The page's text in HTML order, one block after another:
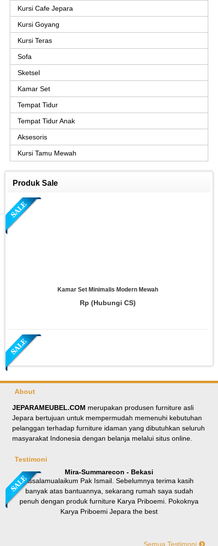
Kursi Cafe Jepara
Kursi Goyang
Kursi Teras
Sofa
Sketsel
Kamar Set
Tempat Tidur
Tempat Tidur Anak
Aksesoris
Kursi Tamu Mewah
Produk Sale
Kamar Set Minimalis Modern Mewah
Rp (Hubungi CS)
Meja Makan Oval Minimalis Kursi Silang
Rp 8.100.0009.000.000
About
JEPARAMEUBEL.COM merupakan produsen furniture asli
Jepara bertujuan untuk mempermudah memenuhi kebutuhan
pelanggan terhadap furniture idaman yang dibutuhkan seluruh
masyarakat Indonesia dengan belanja melalui situs online.
Testimoni
Mira-Summarecon - Bekasi
Assalamualaikum Pak Ismail. Sebelumnya terima kasih
banyak atas bantuannya, sekarang rumah saya sudah
penuh dengan produk furniture Karya Priboemi. Pokoknya
Karya Priboemi Jepara the best
Semua Testimoni